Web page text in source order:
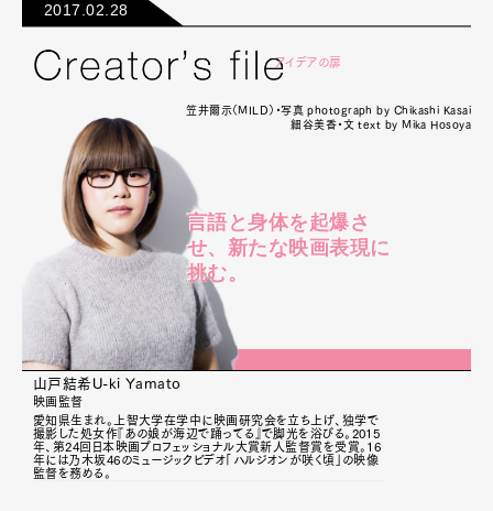
アイデアの扉
2017.02.28
笠井爾示（MILD）・写真 photograph by Chikashi Kasai
細谷美香・文 text by Mika Hosoya
言語と身体を起爆さ
せ、新たな映画表現に
挑む。
山戸結希 U-ki Yamato
映画監督
愛知県生まれ。上智大学在学中に映画研究会を立ち上げ、独学で
撮影した処女作『あの娘が海辺で踊ってる』で脚光を浴びる。2015
年、第24回日本映画プロフェッショナル大賞新人監督賞を受賞。16
年には乃木坂46のミュージックビデオ「ハルジオンが咲く頃」の映像
監督を務める。